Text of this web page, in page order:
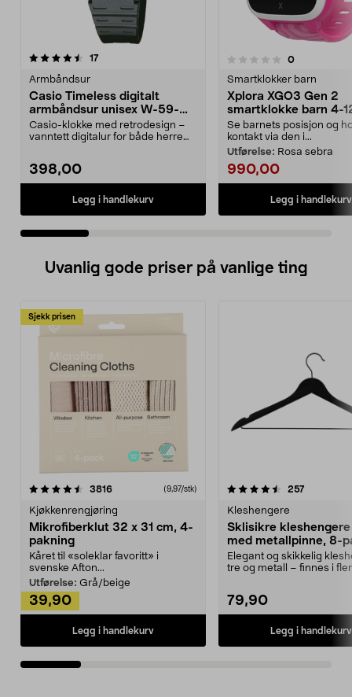
17anmeldelser
Armbåndsur
Casio Timeless digitalt
armbåndsur unisex W-59-
1VQES
Casio-klokke med retrodesign –
vanntett digitalur for både herre
398,00
Legg i handlekurv
0.0 av 5 stjerner 0anmeldelser
Smartklokker barn
Xplora XGO3 Gen 2
smartklokke barn 4-
Se barnets posisjon og
kontakt via den i...
Utførelse: Rosa sebra
990,00
Legg i handlekurv
4.0 av 5 stjerner
Uvanlig gode priser på vanlige ting
Sjekk prisen
3816anmeldelser(9,97/stk)
Kjøkkenrengjøring
Mikrofiberklut 32 x 31 cm, 4-
pakning
Kåret til «soleklar favoritt» i
svenske Afton...
Utførelse: Grå/beige
39,90
Legg i handlekurv
4.5av 5 stjerner 257
Kleshengere
Sklisikre
med metallpinne, 8-
Elegant og skikkelig
tre og metall – finnes i
79,90
Legg i handlekurv
4.5av 5 stjerner